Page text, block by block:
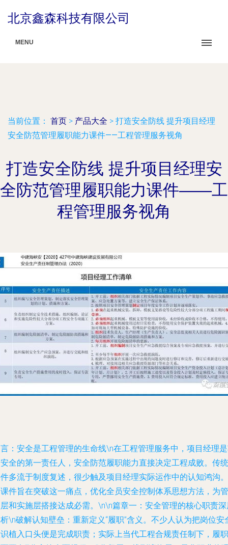
北京鑫森科技有限公司
MENU
当前位置： 首页 > 产品大全 > 打造安全防线 提升项目经理
安全防范管理履职能力课件——工程管理服务视角
打造安全防线 提升项目经理安
全防范管理履职能力课件——工
程管理服务视角
：安全是工程管理的生命线\n在工程管理服务中，项目经理
全的第一责任人，安全防范履职能力直接决定工程成败。传统
多流于制度复述，很少触及项目经理实际运作中的认知鸿沟。
件旨在突破这一痛点，优化全员安全控制体系思想方法，为管
和实施层搭接达成必需。\n\n篇章一：安全管理的核心职责
\n破解认知壁垒：重新定义“履职”含义。不少人认为把岗位安
植入口头便是完成职责；实际上当代工程合规责任制下，履职